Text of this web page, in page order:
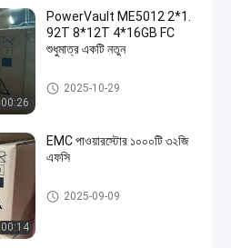
00:26
PowerVault ME5012 2*1.
92T 8*12T 4*16GB FC
শুধুমাত্র একটি নতুন
ডেল ইএমসি ইউনিটি স্টোরেজ
2025-10-29
00:14
EMC পাওয়ারস্টোর ১০০০টি ৩২জি
এফসি
ডেল ইএমসি ইউনিটি স্টোরেজ
2025-09-09